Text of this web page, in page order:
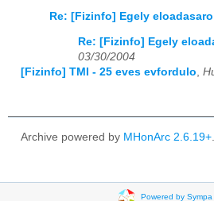
Re: [Fizinfo] Egely
Re: [Fizinfo] Egely
03/30/2004
[Fizinfo] TMI - 25 eves evfordulo,
Archive powered by MHonArc 2.6.19+.
Powered by